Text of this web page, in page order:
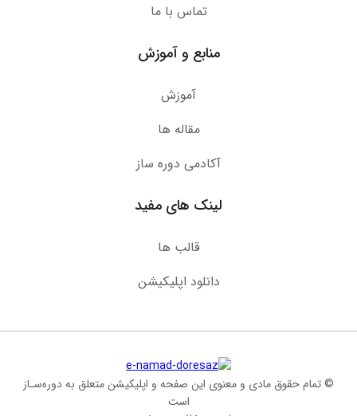
تماس با ما
منابع و آموزش
آموزش
مقاله ها
آکادمی دوره ساز
لینک های مفید
قالب ها
دانلود اپلیکیشن
© تمام حقوق مادی و معنوی این صفحه و اپلیکیشن متعلق به دوره‌سـاز
است